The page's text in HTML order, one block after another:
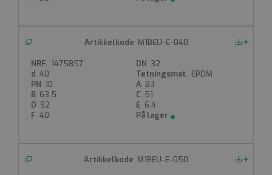
M1BEU-E-040
1475857
32
40
EPDM
10
83
63.5
51
92
6.4
40
M1BEU-E-050